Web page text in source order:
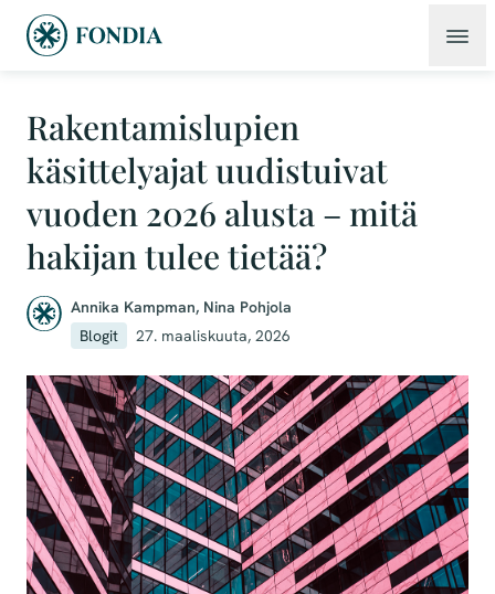
Rakentamislupien
käsittelyajat uudistuivat
vuoden 2026 alusta – mitä
hakijan tulee tietää?
Annika Kampman, Nina Pohjola
Blogit
27. maaliskuuta, 2026